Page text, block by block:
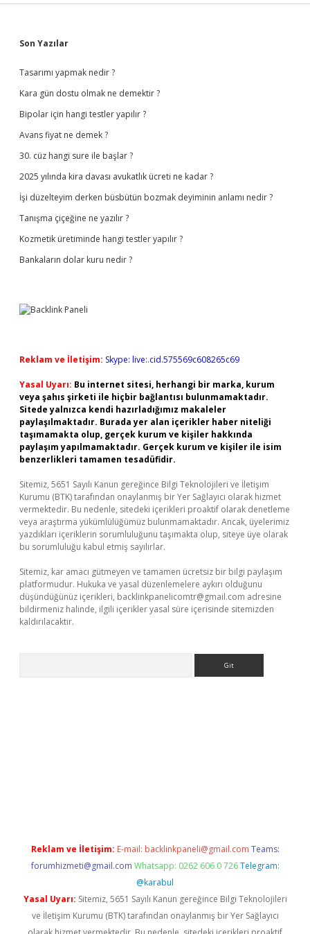
Sidebar
Son Yazılar
Tasarımı yapmak nedir ?
Kara gün dostu olmak ne demektir ?
Bipolar için hangi testler yapılır ?
Avans fiyat ne demek ?
30. cüz hangi sure ile başlar ?
2025 yılında kira davası avukatlık ücreti ne kadar ?
İşi düzelteyim derken büsbütün bozmak deyiminin anlamı nedir ?
Tanışma çiçeğine ne yazılır ?
Kozmetik üretiminde hangi testler yapılır ?
Bankaların dolar kuru nedir ?
Reklam ve İletişim: Skype: live:.cid.575569c608265c69
Yasal Uyarı: Bu internet sitesi, herhangi bir marka, kurum
veya şahıs şirketi ile hiçbir bağlantısı bulunmamaktadır.
Sitede yalnızca kendi hazırladığımız makaleler
paylaşılmaktadır. Burada yer alan içerikler haber niteliği
taşımamakta olup, gerçek kurum ve kişiler hakkında
paylaşım yapılmamaktadır. Gerçek kurum ve kişiler ile isim
benzerlikleri tamamen tesadüfidir.
Sitemiz, 5651 Sayılı Kanun gereğince Bilgi Teknolojileri ve İletişim
Kurumu (BTK) tarafından onaylanmış bir Yer Sağlayıcı olarak hizmet
vermektedir. Bu nedenle, sitedeki içerikleri proaktif olarak denetleme
veya araştırma yükümlülüğümüz bulunmamaktadır. Ancak, üyelerimiz
yazdıkları içeriklerin sorumluluğunu taşımakta olup, siteye üye olarak
bu sorumluluğu kabul etmiş sayılırlar.
Sitemiz, kar amacı gütmeyen ve tamamen ücretsiz bir bilgi paylaşım
platformudur. Hukuka ve yasal düzenlemelere aykırı olduğunu
düşündüğünüz içerikleri, backlinkpanelicomtr@gmail.com adresine
bildirmeniz halinde, ilgili içerikler yasal süre içerisinde sitemizden
kaldırılacaktır.
Reklam ve İletişim: E-mail: backlinkpaneli@gmail.com Teams:
forumhizmeti@gmail.com Whatsapp: 0262 606 0 726 Telegram:
@karabul
Yasal Uyarı: Sitemiz, 5651 Sayılı Kanun gereğince Bilgi Teknolojileri
ve İletişim Kurumu (BTK) tarafından onaylanmış bir Yer Sağlayıcı